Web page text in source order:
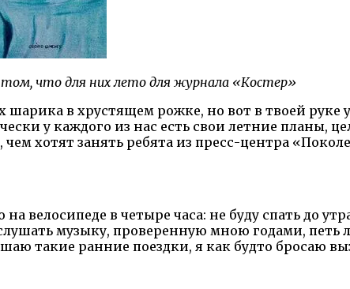
что для них лето для журнала «Костер»
в хрустящем рожке, но вот в твоей
у каждого из нас есть свои летние планы,
хотят занять ребята из пресс-центра
велосипеде в четыре часа: не буду спать до
музыку, проверенную мною годами,
такие ранние поездки, я как будто бросаю